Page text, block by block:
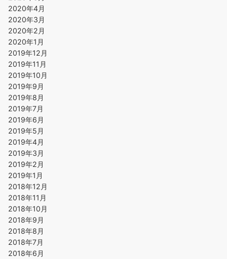
2020年4月
2020年3月
2020年2月
2020年1月
2019年12月
2019年11月
2019年10月
2019年9月
2019年8月
2019年7月
2019年6月
2019年5月
2019年4月
2019年3月
2019年2月
2019年1月
2018年12月
2018年11月
2018年10月
2018年9月
2018年8月
2018年7月
2018年6月